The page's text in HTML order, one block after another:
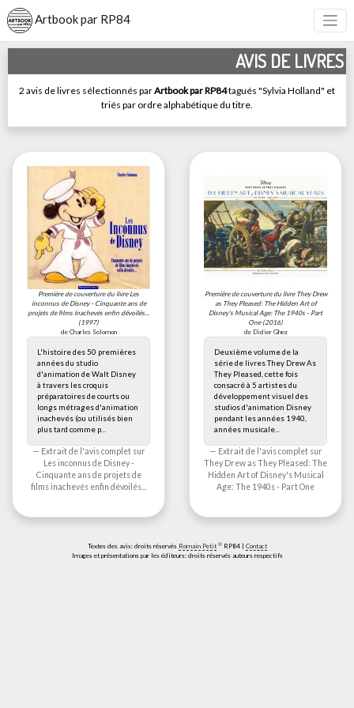
Artbook par RP84
AVIS DE LIVRES
2 avis de livres sélectionnés parArtbook par RP84tagués "Sylvia Holland" et
triés par ordre alphabétique du titre.
Première de couverture du livreLes
inconnus de Disney - Cinquante ans de
projets de films inachevés enfin dévoilés...
(1997)
de Charles Solomon
L'histoire des 50 premières
années du studio
d'animation de Walt Disney
à travers les croquis
préparatoires de courts ou
longs métrages d'animation
inachevés (ou utilisés bien
plus tard comme p...
Extrait de l'avis complet sur
Les inconnus de Disney -
Cinquante ans de projets de
films inachevés enfin dévoilés...
Première de couverture du livre They Drew
as They Pleased: The Hidden Art of
Disney's Musical Age: The 1940s - Part
One(2016)
de Didier Ghez
Deuxième volume de la
série de livres They Drew As
They Pleased, cette fois
consacré à 5 artistes du
développement visuel des
studios d'animation Disney
pendant les années 1940,
années musicale...
Extrait de l'avis complet sur
They Drew as They Pleased: The
Hidden Art of Disney's Musical
Age: The 1940s - Part One
Textes des avis: droits réservés Romain Petit ©RP84 | Contact
Images et présentations par les éditeurs: droits réservés auteurs respectifs